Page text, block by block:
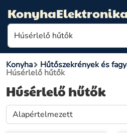
Konyha Hűtőszekrények és
Húsérlelő hűtők
Húsérlelő hűtők